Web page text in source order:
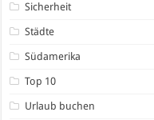
Sicherheit
Städte
Südamerika
Top 10
Urlaub buchen